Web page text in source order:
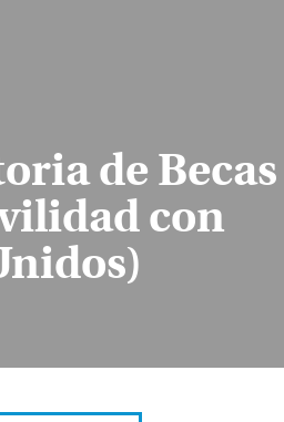
de Becas
con